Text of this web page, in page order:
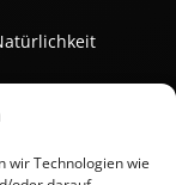
wir Technologien wie